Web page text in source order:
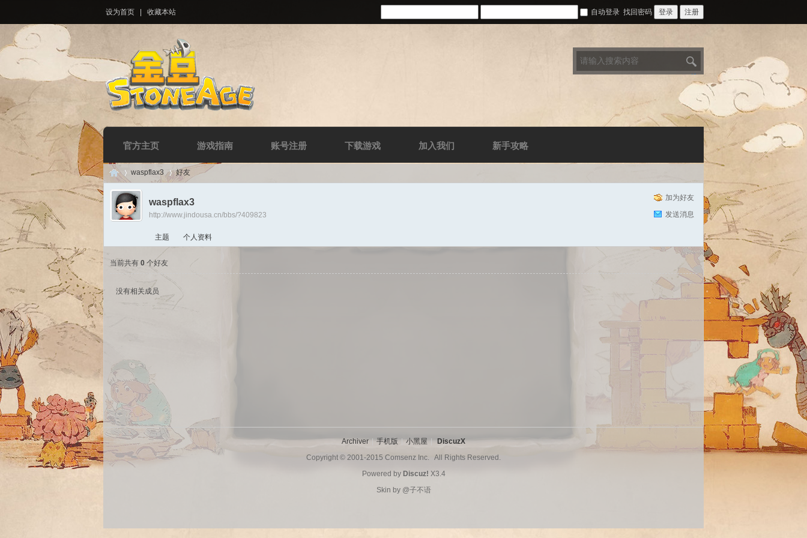
设为首页 收藏本站 自动登录 找回密码 登录 注册
官方主页 游戏指南 账号注册 下载游戏 加入我们 新手攻略
Di
uz!
›
waspflax3 好友
加为好友
发送消息
waspflax3
http://www.jindousa.cn/bbs/?409823
主题 个人资料
当前共有 0 个好友
没有相关成员
Archiver | 手机版 | 小黑屋 |
DiscuzX
Copyright © 2001-2015 Comsenz Inc. All Rights Reserved.
Powered by Discuz! X3.4
Skin by @子不语